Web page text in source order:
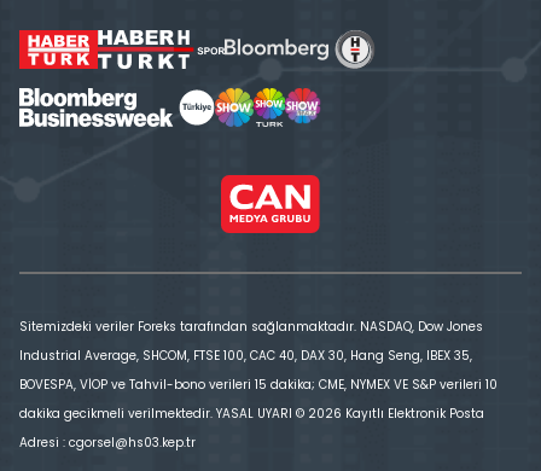
Sitemizdeki veriler Foreks tarafından sağlanmaktadır. NASDAQ, Dow Jones
Industrial Average, SHCOM, FTSE 100, CAC 40, DAX 30, Hang Seng, IBEX 35,
BOVESPA, VİOP ve Tahvil-bono verileri 15 dakika; CME, NYMEX VE S&P verileri 10
dakika gecikmeli verilmektedir. YASAL UYARI © 2026 Kayıtlı Elektronik Posta
Adresi : cgorsel@hs03.kep.tr